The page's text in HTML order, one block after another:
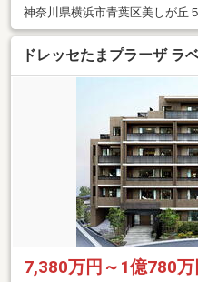
神奈川県横浜市青葉区美しが丘５
ドレッセたまプラーザ
7,380万円～1億780万